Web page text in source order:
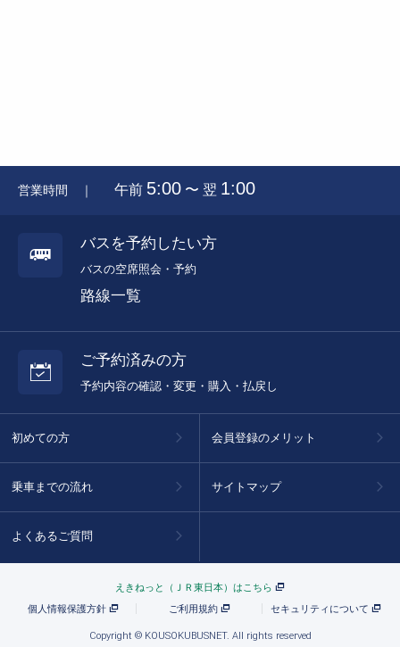
営業時間 ｜ 午前 5:00 〜 翌 1:00
バスを予約したい方
バスの空席照会・予約
路線一覧
ご予約済みの方
予約内容の確認・変更・購入・払戻し
初めての方
乗車までの流れ
よくあるご質問
会員登録のメリット
サイトマップ
えきねっと（ＪＲ東日本）はこちら
個人情報保護方針
ご利用規約 セキュリティについて
Copyright © KOUSOKUBUSNET. All rights reserved